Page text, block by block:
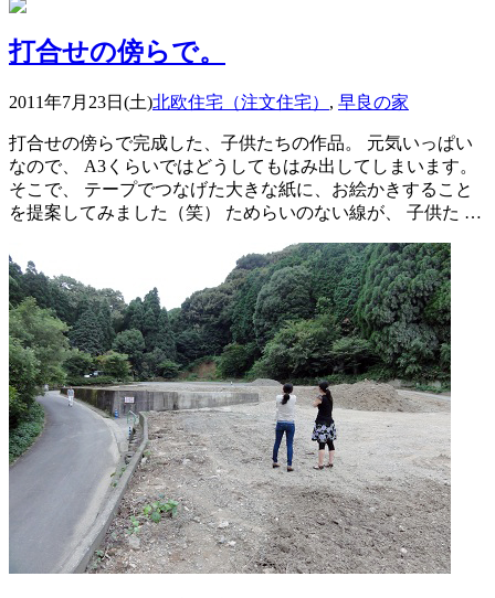
打合せの傍らで。
2011年7月23日(土)北欧住宅（注文住宅） , 早良の家
打合せの傍らで完成した、子供たちの作品。 元気いっぱい
なので、 A3くらいではどうしてもはみ出してしまいます。
そこで、 テープでつなげた大きな紙に、お絵かきすること
を提案してみました（笑） ためらいのない線が、 子供た …